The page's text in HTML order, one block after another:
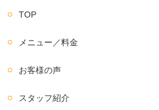
TOP
メニュー／料金
お客様の声
スタッフ紹介